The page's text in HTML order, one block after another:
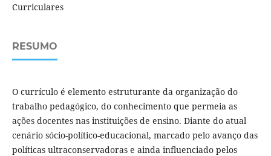
Curriculares
RESUMO
O currículo é elemento estruturante da organização do
trabalho pedagógico, do conheci­mento que permeia as
ações docentes nas instituições de ensino. Diante do atual
cenário sócio-político-educacional, marcado pelo avanço das
políticas ultraconservadoras e ainda influenciado pelos